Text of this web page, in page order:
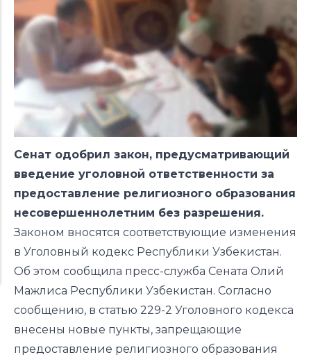
Сенат одобрил закон, предусматривающий
введение уголовной ответственности за
предоставление религиозного образования
несовершеннолетним без разрешения.
Законом вносятся соответствующие изменения
в Уголовный кодекс Республики Узбекистан.
Об этом сообщила пресс-служба Сената Олий
Мажлиса Республики Узбекистан. Согласно
сообщению, в статью 229-2 Уголовного кодекса
внесены новые пункты, запрещающие
предоставление религиозного образования